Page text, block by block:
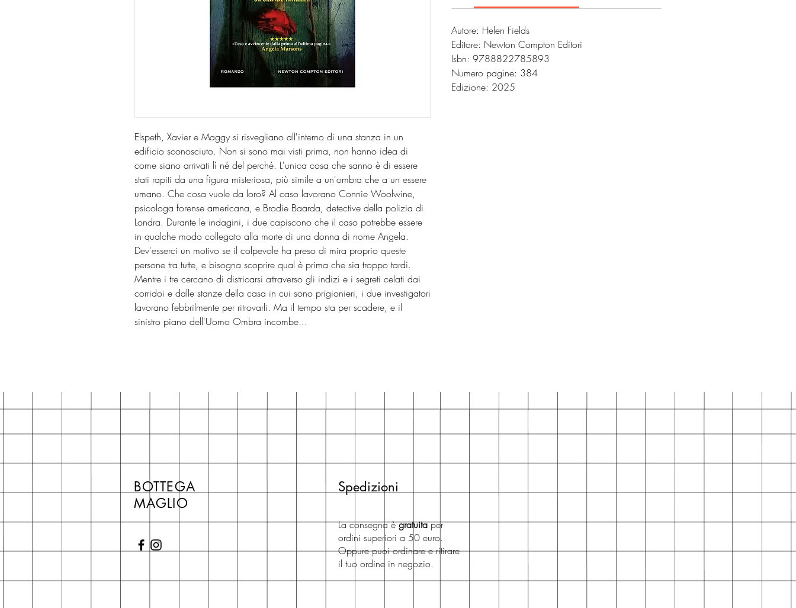
Elspeth, Xavier e Maggy si risvegliano all'interno di una stanza in un
edificio sconosciuto. Non si sono mai visti prima, non hanno idea di
come siano arrivati lì né del perché. L'unica cosa che sanno è di essere
stati rapiti da una figura misteriosa, più simile a un'ombra che a un essere
umano. Che cosa vuole da loro? Al caso lavorano Connie Woolwine,
psicologa forense americana, e Brodie Baarda, detective della polizia di
Londra. Durante le indagini, i due capiscono che il caso potrebbe essere
in qualche modo collegato alla morte di una donna di nome Angela.
Dev'esserci un motivo se il colpevole ha preso di mira proprio queste
persone tra tutte, e bisogna scoprire qual è prima che sia troppo tardi.
Mentre i tre cercano di districarsi attraverso gli indizi e i segreti celati dai
corridoi e dalle stanze della casa in cui sono prigionieri, i due investigatori
lavorano febbrilmente per ritrovarli. Ma il tempo sta per scadere, e il
sinistro piano dell'Uomo Ombra incombe...
Autore: Helen Fields
Editore: Newton Compton Editori
Isbn: 9788822785893
Numero pagine: 384
Edizione: 2025
BOTTEGA
MAGLIO
Spedizioni
La consegna ègratuitaper
ordini superiori a 50 euro.
Oppure puoi ordinare e ritirare
il tuo ordine in negozio.